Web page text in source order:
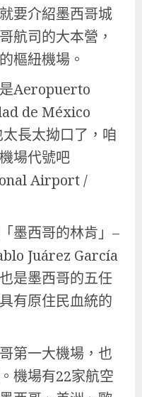
要介紹墨西哥城
航司的大本營，
樞紐機場。
Aeropuerto
de México
長太拗口了，咱
場代號吧
Airport /
墨西哥的林肯」–
Juárez García
是墨西哥的五任
有原住民血統的
第一大機場，也
機場有22家航空